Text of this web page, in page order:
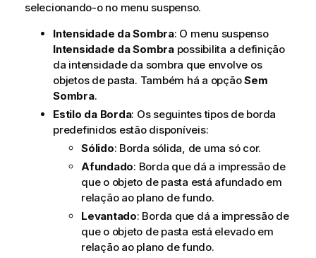
selecionando-o no menu suspenso.
Intensidade da Sombra: O menu suspenso
Intensidade da Sombrapossibilita a definição
da intensidade da sombra que envolve os
objetos de pasta. Também há a opçãoSem
Sombra.
Estilo da Borda: Os seguintes tipos de borda
predefinidos estão disponíveis:
Sólido: Borda sólida, de uma só cor.
Afundado: Borda que dá a impressão de
que o objeto de pasta está afundado em
relação ao plano de fundo.
Levantado: Borda que dá a impressão de
que o objeto de pasta está elevado em
relação ao plano de fundo.